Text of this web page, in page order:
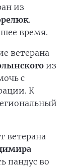
из
.
время.
ветерана
из
с
К
ветерана
пандус во